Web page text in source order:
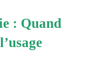
: Quand